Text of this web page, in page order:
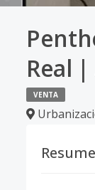
Real
VENTA